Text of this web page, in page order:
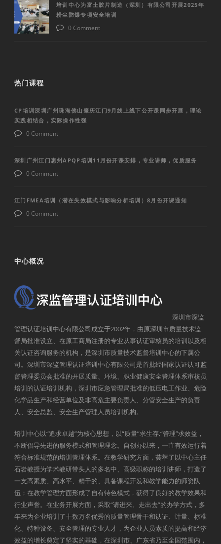
培训中心为富士胶片制造（深圳）有限公司开展2025年
粉尘防爆专项安全培训
0 Comment
热门课程
CP培训深圳广州珠海佛山肇庆江门9月线上线下公开课同步开展，理论
实践相结合，实际操作性强
0 Comment
深圳广州江门惠州APQP培训11月份开课安排，专业讲师，优质服务
0 Comment
江门FMEA培训（潜在失效模式与影响分析培训）8月份开课通知
0 Comment
中心概况
深圳市深监
管理认证培训中心有限公司成立于2002年，由原深圳市质量技术监
督局批准设立、在原工商局注册的专业从事认证审核员的培训以及相
关认证咨询服务的机构，是深圳市质量技术监督培训中心的下属公
司。深圳市深监管理认证培训中心有限公司是首批经国家认证认可监
督管理委员会批准的开展质量、环境、职业健康安全管理体系审核员
培训的认证培训机构，深圳市应急管理局批准的低压电工作业、危险
化学品生产和经营单位及非高危主要负责人、分管安全生产的负责
人、安全总监、安全生产管理人员培训机构。
培训中心以“追求卓越”为核心思想，以“质量”求生存,“管理”求效益，
不断倡导先进的服务模式和管理理念。自创办以来，一直有效运行着
符合标准规范的培训管理体系。在教学研究方面，荟萃了以中心主任
石岩教授为学术教研带头人的多名中、高级职称的培训讲师，打造了
一支高素质、高水平、精干的、具备课程开发和教学能力的师资队
伍；在教学管理方面形成了自有特色模式，获得了良好的教学效果和
行业声誉。在业务开展方面，采取“请进来、走出去”的办学方式，多
年来为企业培训了十数万名优秀的质量管理骨干和认证、计量、标准
化、特种设备、安全管理的专业人才，为企业人员素质的提高和经济
效益的增长奠定了坚实的基础，在深圳市、广东省乃至全国范围内，